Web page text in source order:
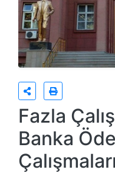
Fazla
Banka
Çalışmaları